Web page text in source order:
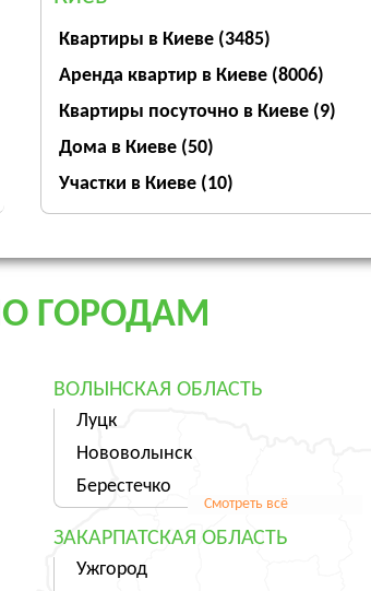
Квартиры в Киеве (3485)
Аренда квартир в Киеве (8006)
Квартиры посуточно в Киеве (9)
Дома в Киеве (50)
Участки в Киеве (10)
ГОРОДАМ
ВОЛЫНСКАЯ ОБЛАСТЬ
Луцк
Нововолынск
Берестечко
Смотреть всё
ЗАКАРПАТСКАЯ ОБЛАСТЬ
Ужгород